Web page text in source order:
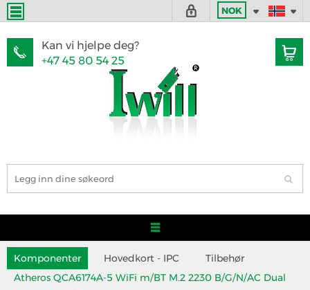
NOK
Kan vi hjelpe deg?
+47 45 80 54 25
Komponenter Hovedkort - IPC
Tilbehør
Atheros QCA6174A-5 WiFi m/BT M.2 2230 B/G/N/AC Dual